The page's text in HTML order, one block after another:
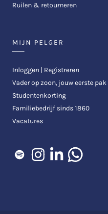
Ruilen & retourneren
MIJN PELGER
Inloggen | Registreren
Vader op zoon, jouw eerste pak
Studentenkorting
Familiebedrijf sinds 1860
Vacatures